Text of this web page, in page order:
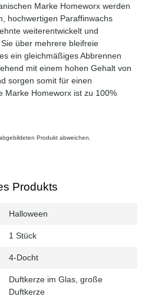
Marke Homeworx werden
hochwertigen Paraffinwachs
weiterentwickelt und
über mehrere bleifreie
ein gleichmäßiges Abbrennen
mit einem hohen Gehalt von
sorgen somit für einen
Marke Homeworx ist zu 100%
Produkt abweichen.
Produkts
Halloween
1 Stück
4-Docht
Duftkerze im Glas , große
Duftkerze